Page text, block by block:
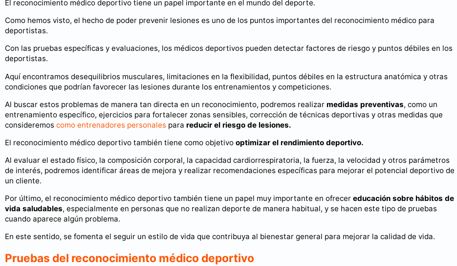
El reconocimiento médico deportivo tiene un papel importante en el mundo del deporte.
Como hemos visto, el hecho de poder prevenir lesiones es uno de los puntos importantes del reconocimiento médico para
deportistas.
Con las pruebas específicas y evaluaciones, los médicos deportivos pueden detectar factores de riesgo y puntos débiles en los
deportistas.
Aquí encontramos desequilibrios musculares, limitaciones en la flexibilidad, puntos débiles en la estructura anatómica y otras
condiciones que podrían favorecer las lesiones durante los entrenamientos y competiciones.
Al buscar estos problemas de manera tan directa en un reconocimiento, podremos realizar medidas preventivas, como un
entrenamiento específico, ejercicios para fortalecer zonas sensibles, corrección de técnicas deportivas y otras medidas que
consideremos como entrenadores personales para reducir el riesgo de lesiones.
El reconocimiento médico deportivo también tiene como objetivo optimizar el rendimiento deportivo.
Al evaluar el estado físico, la composición corporal, la capacidad cardiorrespiratoria, la fuerza, la velocidad y otros parámetros
de interés, podremos identificar áreas de mejora y realizar recomendaciones específicas para mejorar el potencial deportivo de
un cliente.
Por último, el reconocimiento médico deportivo también tiene un papel muy importante en ofrecer educación sobre hábitos de
vida saludables, especialmente en personas que no realizan deporte de manera habitual, y se hacen este tipo de pruebas
cuando aparece algún problema.
En este sentido, se fomenta el seguir un estilo de vida que contribuya al bienestar general para mejorar la calidad de vida.
Pruebas del reconocimiento médico deportivo